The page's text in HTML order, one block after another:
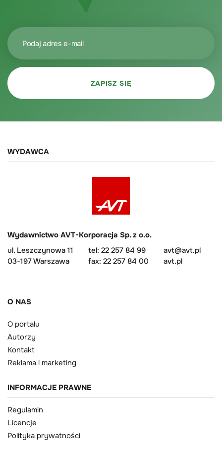
WYDAWCA
Wydawnictwo AVT-Korporacja Sp. z o.o.
ul. Leszczynowa 11
03-197 Warszawa
tel: 22 257 84 99
fax: 22 257 84 00
avt@avt.pl
avt.pl
O NAS
O portalu
Autorzy
Kontakt
Reklama i marketing
INFORMACJE PRAWNE
Regulamin
Licencje
Polityka prywatności